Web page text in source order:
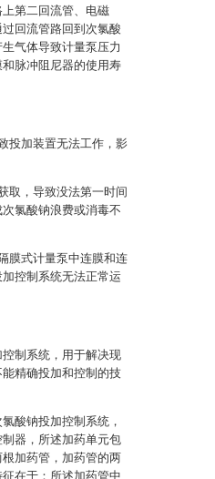
第二回流管、电磁
回流管路回到次氯酸
气体导致计量泵压力
脉冲阻尼器的使用寿
投加装置无法工作，影
取，导致没法第一时间
氯酸钠浪费或消毒不
膜式计量泵中连膜和连
控制系统无法正常运
制系统，用于解决现
精确投加和控制的技
酸钠投加控制系统，
器，所述加药单元包
加药管，加药管的两
在于：所述加药管中